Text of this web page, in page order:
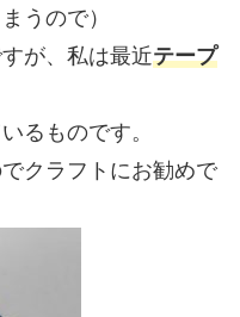
うので）
が、私は最近テープ
るものです。
クラフトにお勧めで